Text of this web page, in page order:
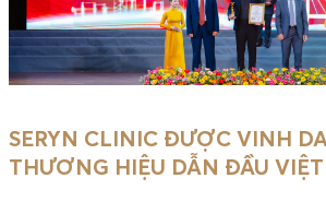
SERYN CLINIC ĐƯỢC VINH
THƯƠNG HIỆU DẪN ĐẦU